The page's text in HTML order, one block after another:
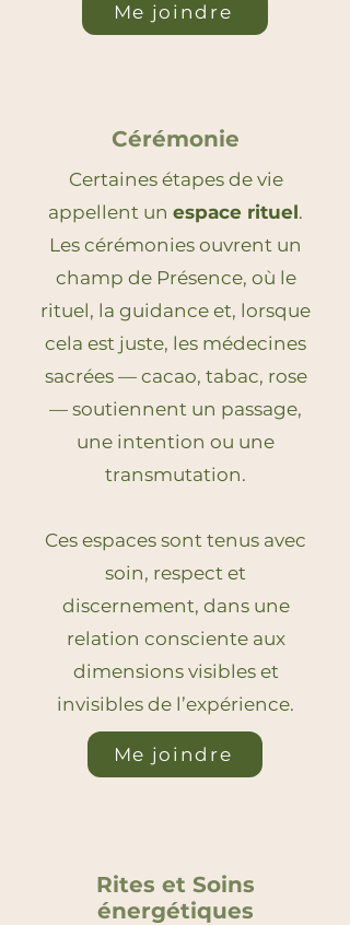
Me joindre
Cérémonie
Certaines étapes de vie
appellent un espace rituel.
Les cérémonies ouvrent un
champ de Présence, où le
rituel, la guidance et, lorsque
cela est juste, les médecines
sacrées — cacao, tabac, rose
— soutiennent un passage,
une intention ou une
transmutation.
Ces espaces sont tenus avec
soin, respect et
discernement, dans une
relation consciente aux
dimensions visibles et
invisibles de l’expérience.
Me joindre
Rites et Soins
énergétiques